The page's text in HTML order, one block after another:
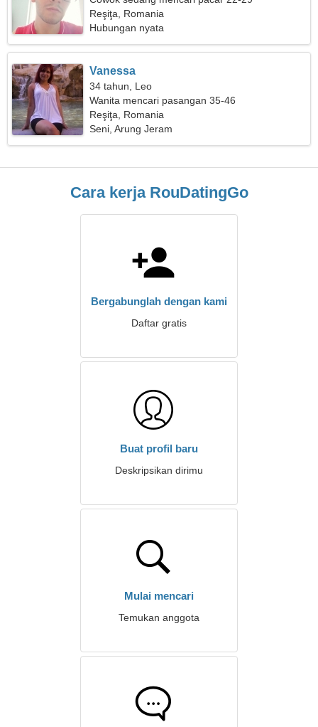
Reşiţa, Romania
Hubungan nyata
Vanessa
34 tahun, Leo
Wanita mencari pasangan 35-46
Reşiţa, Romania
Seni, Arung Jeram
Cara kerja RouDatingGo
Bergabunglah dengan kami
Daftar gratis
Buat profil baru
Deskripsikan dirimu
Mulai mencari
Temukan anggota